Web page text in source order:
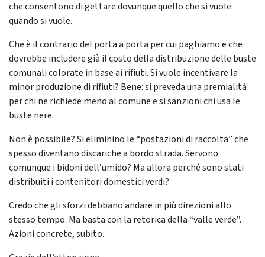
che consentono di gettare dovunque quello che si vuole
quando si vuole.
Che è il contrario del porta a porta per cui paghiamo e che
dovrebbe includere già il costo della distribuzione delle buste
comunali colorate in base ai rifiuti. Si vuole incentivare la
minor produzione di rifiuti? Bene: si preveda una premialità
per chi ne richiede meno al comune e si sanzioni chi usa le
buste nere.
Non è possibile? Si eliminino le “postazioni di raccolta” che
spesso diventano discariche a bordo strada. Servono
comunque i bidoni dell’umido? Ma allora perché sono stati
distribuiti i contenitori domestici verdi?
Credo che gli sforzi debbano andare in più direzioni allo
stesso tempo. Ma basta con la retorica della “valle verde”.
Azioni concrete, subito.